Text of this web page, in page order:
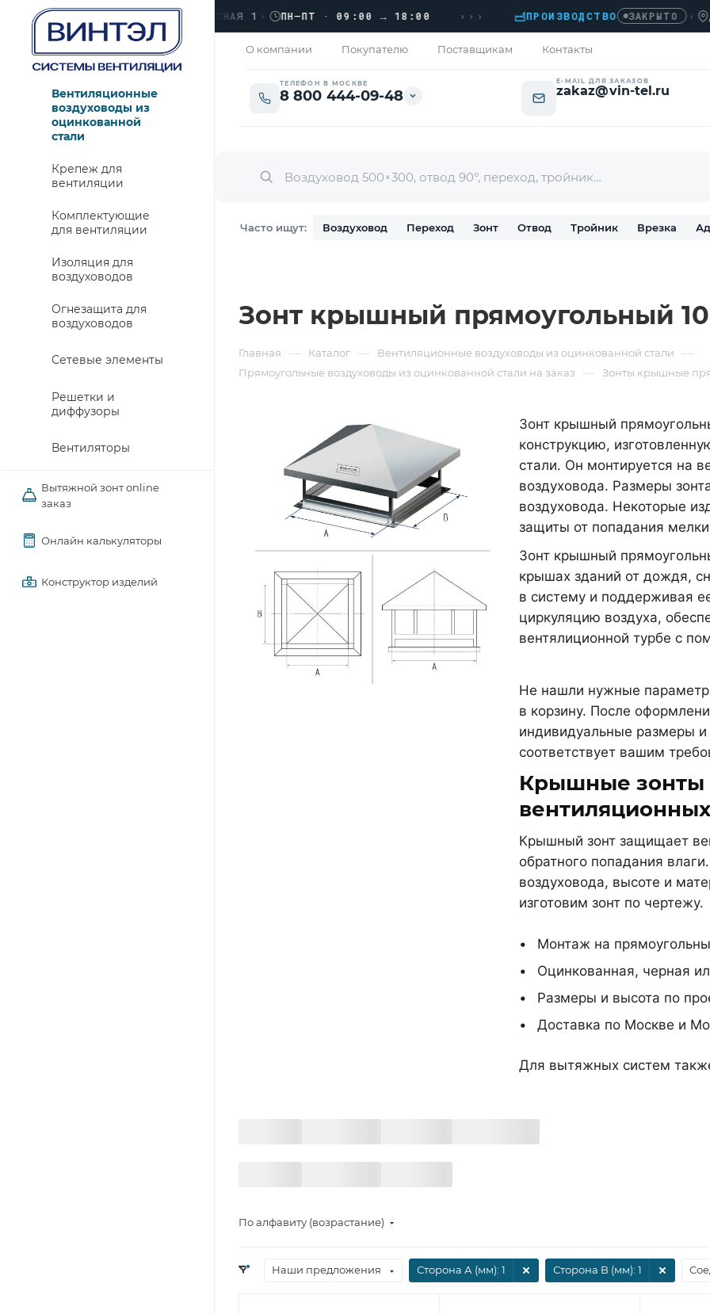
› ЛЮБЕРЦЫ, УЛ. КРАСНАЯ 1 › ПН–ПТ · 09:00 → 18:00 ››› ПРОИЗВОДСТВО ЗАКРЫТО ›
О компании Покупателю Поставщикам Контакты
ТЕЛЕФОН В МОСКВЕ
8 800 444-09-48
E-MAIL ДЛЯ ЗАКАЗОВ
zakaz@vin-tel.ru
Часто ищут: Воздуховод Переход Зонт Отвод Тройник Врезка
Вентиляционные
воздуховоды из
оцинкованной
стали
Крепеж для
вентиляции
Комплектующие
для вентиляции
Изоляция для
воздуховодов
Огнезащита для
воздуховодов
Сетевые элементы
Решетки и
диффузоры
Вентиляторы
Вытяжной зонт online
заказ
Онлайн калькуляторы
Конструктор изделий
Зонт крышный прямоугольный
Главная — Каталог — Вентиляционные воздуховоды из оцинкованной стали —
Прямоугольные воздуховоды из оцинкованной стали на заказ — Зонты крышные
Зонт крышный
конструкцию,
стали. Он монтируется на
воздуховода. Размеры
воздуховода. Некоторые
защиты от попадания
Зонт крышный
крышах зданий от дождя,
в систему и поддерживая
циркуляцию воздуха,
вентялиционной турбе с
Не нашли нужные
в корзину. После
индивидуальные размеры и
соответствует вашим
Крышные зонты
Крышный зонт защищает
обратного попадания
воздуховода, высоте и
изготовим зонт по чертежу.
Монтаж на
Оцинкованная, черная
Размеры и высота по
Доставка по Москве и
Для вытяжных систем
По алфавиту (возрастание)
Наши предложения Сторона А (мм): 1 Сторона B (мм): 1